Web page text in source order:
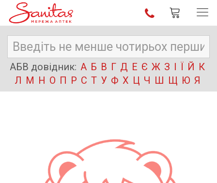
АБВ довідник: А Б В Г Д Е Є Ж З І Ї Й К
Л М Н О П Р С Т У Ф Х Ц Ч Ш Щ Ю Я